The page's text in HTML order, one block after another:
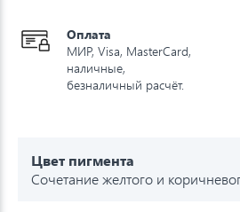
Оплата
МИР, Visa, MasterCard,
наличные,
безналичный расчёт.
Цвет пигмента
Сочетание желтого и